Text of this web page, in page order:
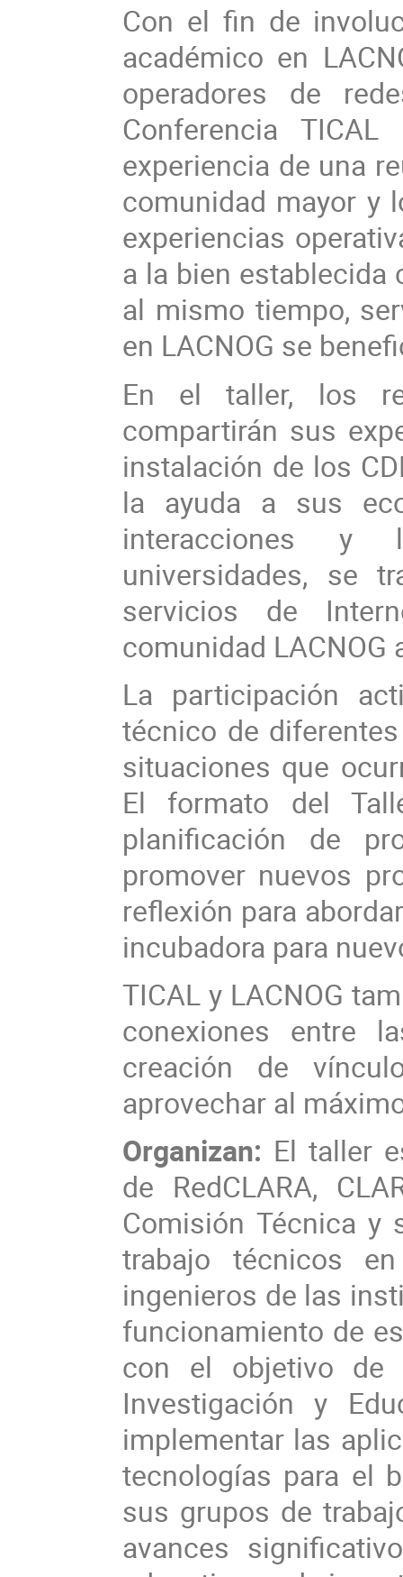
Con el fin de
académico en
operadores de
Conferencia
experiencia de una
comunidad mayor y
experiencias
a la bien establecida
al mismo tiempo,
en LACNOG se
En el taller, los
compartirán sus
instalación de los
la ayuda a sus
interacciones y
universidades, se
servicios de
comunidad LACNOG
La participación
técnico de
situaciones que
El formato del
planificación de
promover nuevos
reflexión para
incubadora para
TICAL y LACNOG
conexiones entre
creación de
aprovechar al
Organizan: El taller
de RedCLARA,
Comisión Técnica y
trabajo técnicos
ingenieros de las
funcionamiento de
con el objetivo de
Investigación y
implementar las
tecnologías para el
sus grupos de
avances